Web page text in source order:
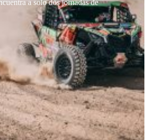
a solo dos jornadas de